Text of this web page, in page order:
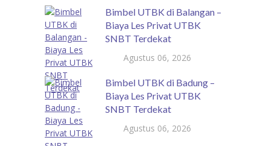
Bimbel UTBK di Balangan –
Biaya Les Privat UTBK
SNBT Terdekat
Agustus 06, 2026
Bimbel UTBK di Badung –
Biaya Les Privat UTBK
SNBT Terdekat
Agustus 06, 2026